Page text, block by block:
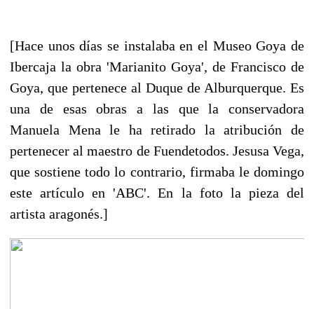
[Hace unos días se instalaba en el Museo Goya de
Ibercaja la obra 'Marianito Goya', de Francisco de
Goya, que pertenece al Duque de Alburquerque. Es
una de esas obras a las que la conservadora
Manuela Mena le ha retirado la atribución de
pertenecer al maestro de Fuendetodos. Jesusa Vega,
que sostiene todo lo contrario, firmaba le domingo
este artículo en 'ABC'. En la foto la pieza del
artista aragonés.]